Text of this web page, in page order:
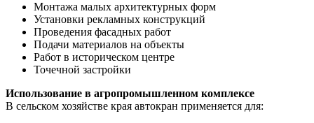
Монтажа малых архитектурных форм
Установки рекламных конструкций
Проведения фасадных работ
Подачи материалов на объекты
Работ в историческом центре
Точечной застройки
Использование в агропромышленном комплексе
В сельском хозяйстве края автокран применяется для: